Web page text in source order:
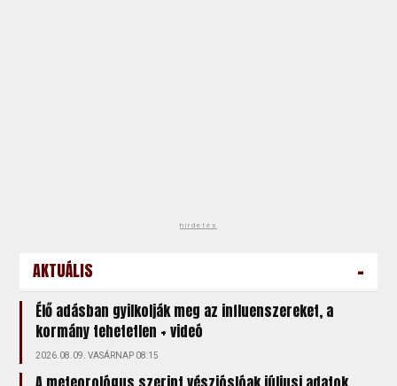
hirdetés
AKTUÁLIS -
Élő adásban gyilkolják meg az influenszereket, a
kormány tehetetlen + videó
2026.08.09. VASÁRNAP 08:15